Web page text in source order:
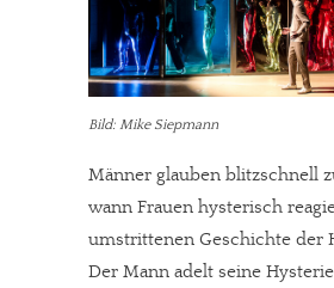
Bild: Mike Siepmann
Männer glauben blitzschnell
wann Frauen hysterisch
umstrittenen Geschichte der
Der Mann adelt seine